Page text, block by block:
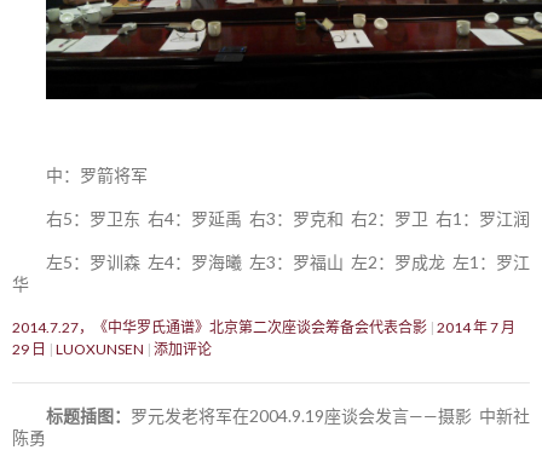
中：罗箭将军
右5：罗卫东 右4：罗延禹 右3：罗克和 右2：罗卫 右1：罗江润
左5：罗训森 左4：罗海曦 左3：罗福山 左2：罗成龙 左1：罗江
华
2014.7.27，《中华罗氏通谱》北京第二次座谈会筹备会代表合影 2014 年 7 月
29 日
LUOXUNSEN 添加评论
标题插图： 罗元发老将军在2004.9.19座谈会发言——摄影 中新社
陈勇